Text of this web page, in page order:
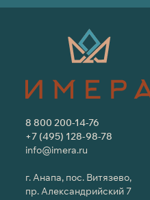
8 800 200-14-76
+7 (495) 128-98-78
info@imera.ru
г. Анапа, пос. Витязево,
пр. Александрийский 7